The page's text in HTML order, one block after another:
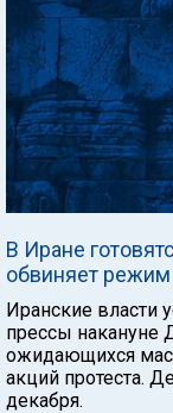
В Иране
обвиняет
Иранские власти
прессы накануне
ожидающихся
акций протеста.
декабря.